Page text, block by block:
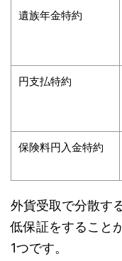
遺族年金特約
円支払特約
保険料円入金特約
外貨受取で分散す
低保証をすること
1つです。